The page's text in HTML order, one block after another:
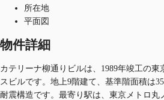
所在地
平面図
物件詳細
カテリーナ柳通りビルは、1989年竣工の東
スビルです。地上9階建て、基準階面積は
耐震構造です。最寄り駅は、東京メトロ丸